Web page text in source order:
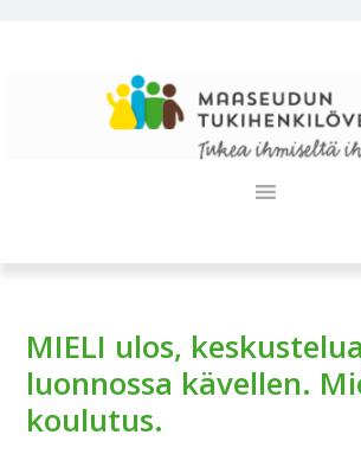
MIELI ulos,
luonnossa kävellen.
koulutus.